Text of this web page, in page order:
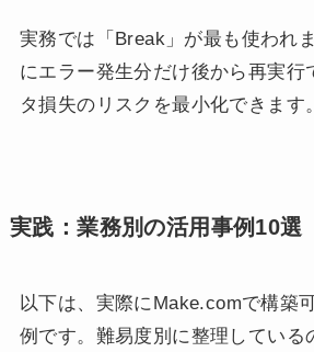
実務では「Break」が最も使われ
にエラー発生分だけ後から再実行
タ損失のリスクを最小化できます。
実践：業務別の活用事例10選
以下は、実際にMake.comで構築
例です。難易度別に整理している